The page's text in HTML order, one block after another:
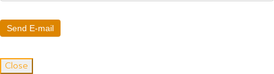
Send E-mail
Close